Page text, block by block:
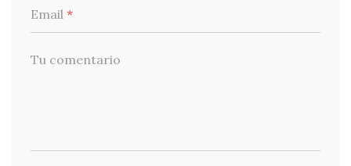
Email *
Tu comentario